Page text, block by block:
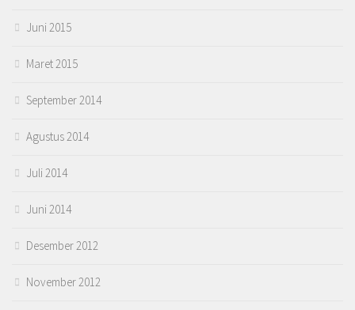
Juni 2015
Maret 2015
September 2014
Agustus 2014
Juli 2014
Juni 2014
Desember 2012
November 2012